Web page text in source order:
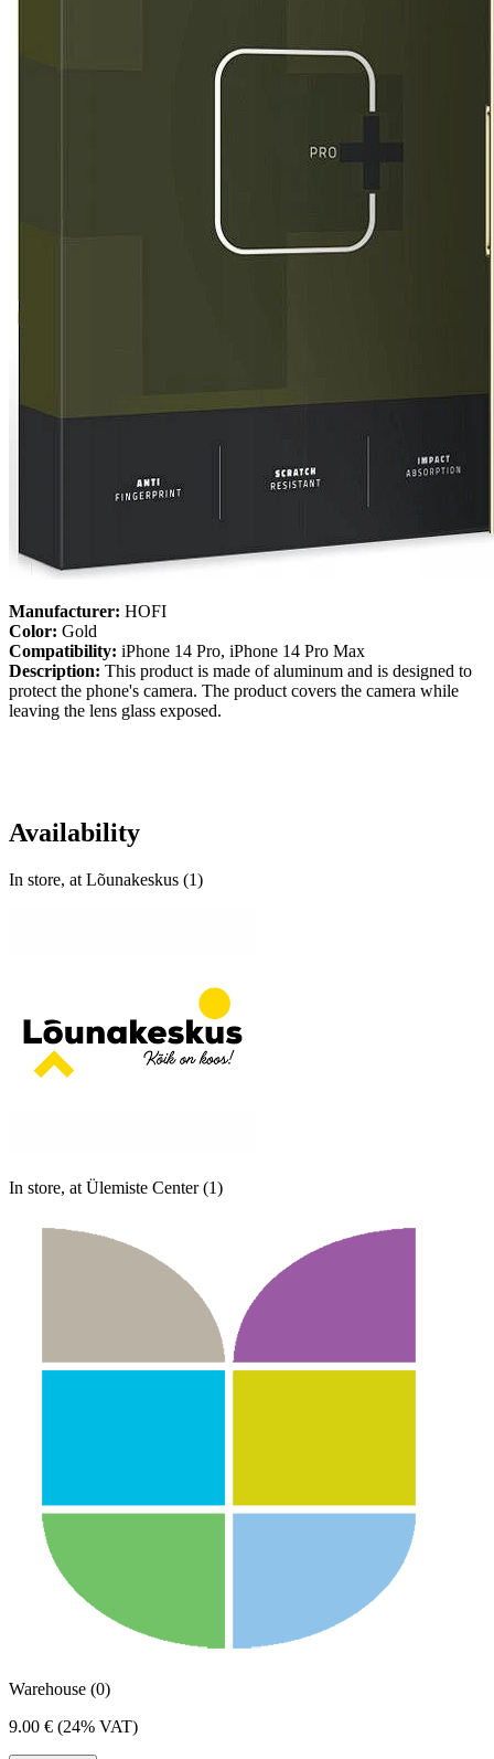
Manufacturer: HOFI
Color: Gold
Compatibility: iPhone 14 Pro, iPhone 14 Pro Max
Description: This product is made of aluminum and is designed to
protect the phone's camera. The product covers the camera while
leaving the lens glass exposed.
Availability
In store, at Lõunakeskus (1)
In store, at Ülemiste Center (1)
Warehouse (0)
9.00 € (24% VAT)